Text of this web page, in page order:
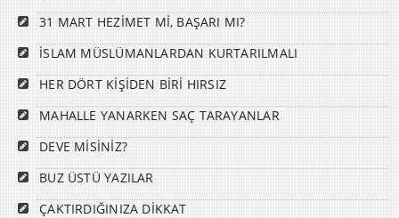
31 MART HEZİMET Mİ, BAŞARI MI?
İSLAM MÜSLÜMANLARDAN KURTARILMALI
HER DÖRT KİŞİDEN BİRİ HIRSIZ
MAHALLE YANARKEN SAÇ TARAYANLAR
DEVE MİSİNİZ?
BUZ ÜSTÜ YAZILAR
ÇAKTIRDIĞINIZA DİKKAT